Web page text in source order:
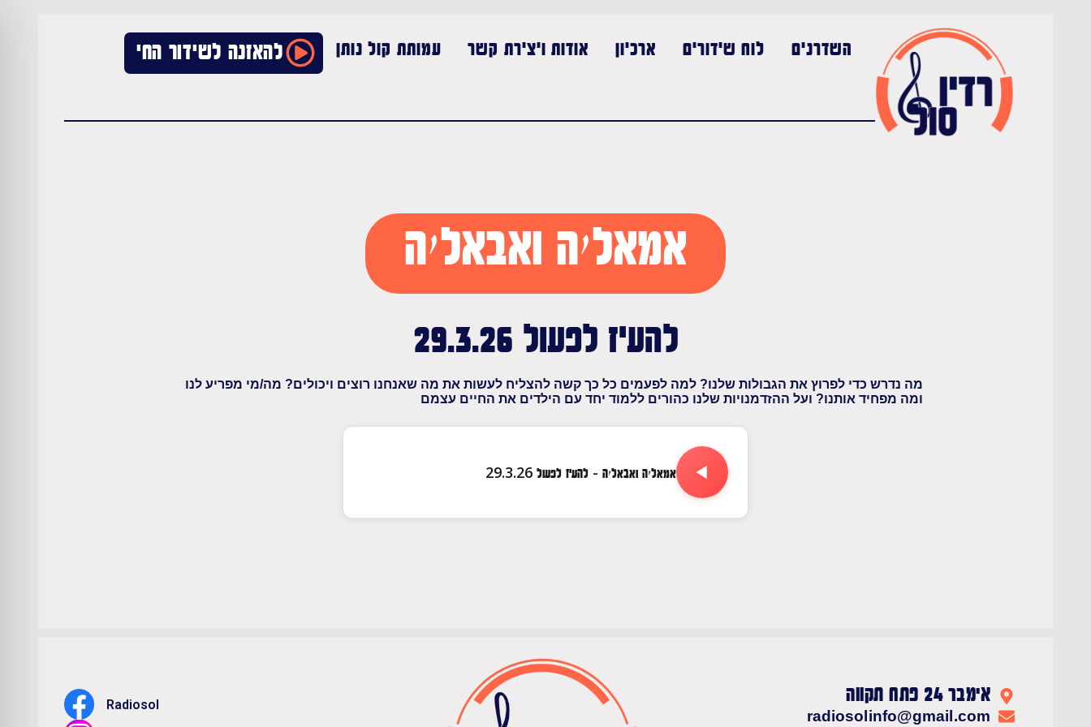
השדרנים לוח שידורים ארכיון אודות ויצירת קשר עמותת קול נותן להאזנה לשידור החי
אמאל׳ה ואבאל׳ה
להעיז לפעול 29.3.26
מה נדרש כדי לפרוץ את הגבולות שלנו? למה לפעמים כל כך קשה להצליח לעשות את מה שאנחנו רוצים ויכולים? מה/מי מפריע לנו
ומה מפחיד אותנו? ועל ההזדמנויות שלנו כהורים ללמוד יחד עם הילדים את החיים עצמם
אמאל׳ה ואבאל׳ה - להעיז לפעול 29.3.26
אימבר 24 פתח תקווה
radiosolinfo@gmail.com
Radiosol